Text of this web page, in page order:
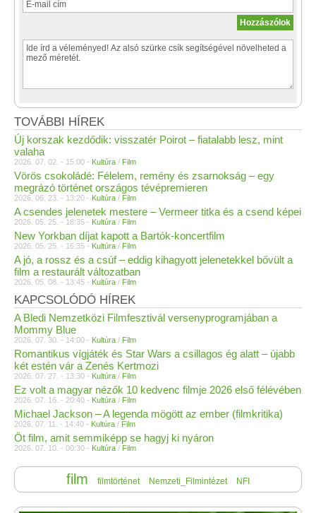
TOVÁBBI HÍREK
Új korszak kezdődik: visszatér Poirot – fiatalabb lesz, mint
valaha
2026. 07. 02. - 15:00 - Kultúra / Film
Vörös csokoládé: Félelem, remény és zsarnokság – egy
megrázó történet országos tévépremieren
2026. 06. 23. - 13:20 - Kultúra / Film
A csendes jelenetek mestere – Vermeer titka és a csend képei
2026. 05. 25. - 18:35 - Kultúra / Film
New Yorkban díjat kapott a Bartók-koncertfilm
2026. 05. 25. - 16:35 - Kultúra / Film
A jó, a rossz és a csúf – eddig kihagyott jelenetekkel bővült a
film a restaurált változatban
2026. 05. 08. - 13:45 - Kultúra / Film
KAPCSOLÓDÓ HÍREK
A Bledi Nemzetközi Filmfesztivál versenyprogramjában a
Mommy Blue
2026. 07. 30. - 14:00 - Kultúra / Film
Romantikus vígjáték és Star Wars a csillagos ég alatt – újabb
két estén vár a Zenés Kertmozi
2026. 07. 27. - 13:30 - Kultúra / Film
Ez volt a magyar nézők 10 kedvenc filmje 2026 első félévében
2026. 07. 16. - 20:40 - Kultúra / Film
Michael Jackson – A legenda mögött az ember (filmkritika)
2026. 07. 11. - 14:40 - Kultúra / Film
Öt film, amit semmiképp se hagyj ki nyáron
2026. 07. 10. - 00:30 - Kultúra / Film
film filmtörténet Nemzeti_Filmintézet NFI